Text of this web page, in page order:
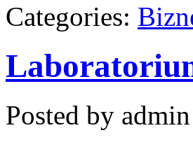
Categories:
Posted by admin